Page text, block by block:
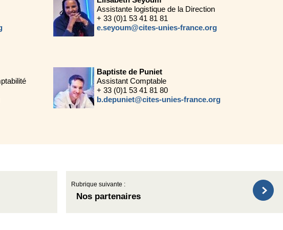
Assistante logistique de la Direction
+ 33 (0)1 53 41 81 81
e.seyoum@cites-unies-france.org
Baptiste de Puniet
Assistant Comptable
+ 33 (0)1 53 41 81 80
b.depuniet@cites-unies-france.org
Rubrique suivante :
Nos partenaires